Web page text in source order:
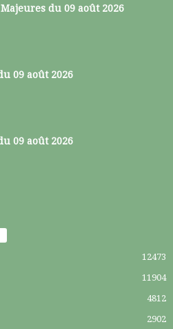
du 09 août 2026
09 août 2026
09 août 2026
12473
11904
4812
2902